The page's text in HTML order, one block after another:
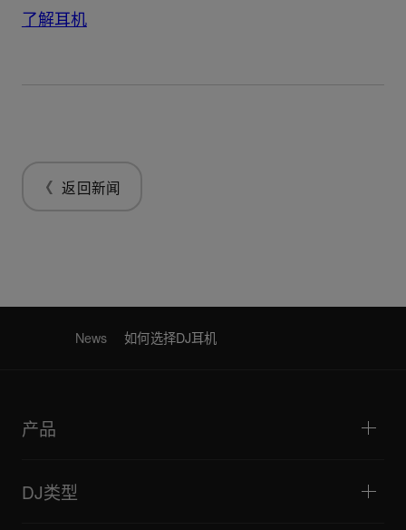
了解耳机
返回新闻
News 如何选择DJ耳机
产品
DJ混音器
一体化DJ系统
DJ类型